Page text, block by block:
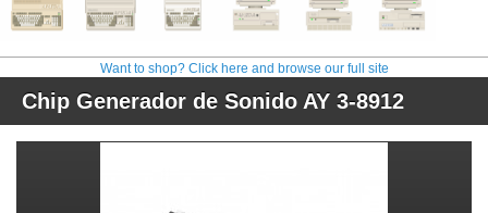
Want to shop? Click here and browse our full site
Chip Generador de Sonido AY 3-8912